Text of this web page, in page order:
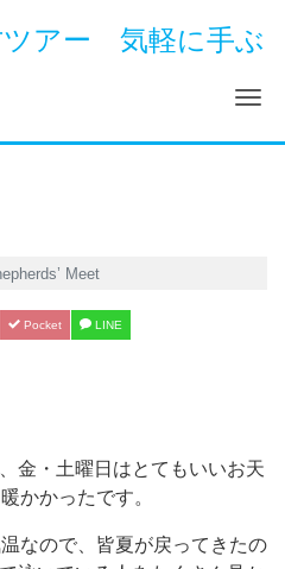
ツアー 気軽に手ぶ
Meet
Pocket LINE
金・土曜日はとてもいいお天
かかったです。
なので、皆夏が戻ってきたの